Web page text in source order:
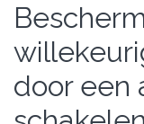
door een